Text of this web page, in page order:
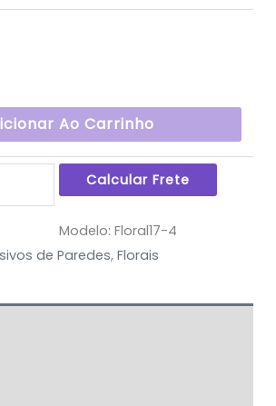
Ao Carrinho
Modelo:Floral17-4
de Paredes, Florais